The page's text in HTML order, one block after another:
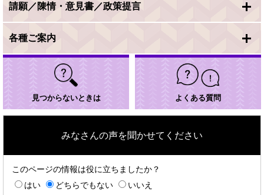
請願／陳情・意見書／政策提言
各種ご案内
見つからないときは よくある質問
みなさんの声を聞かせてください
このページの情報は役に立ちましたか？
はい
どちらでもない いいえ